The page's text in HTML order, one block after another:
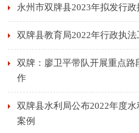
永州市双牌县2023年拟发行
双牌县教育局2022年行政执
双牌：廖卫平带队开展重点路
作
双牌县水利局公布2022年度
案例